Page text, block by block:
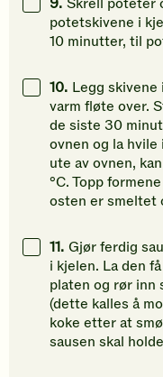
potetskivene i
10 minutter, til
10. Legg
varm fløte over.
de siste 30
ovnen og la
ute av ovnen,
°C. Topp
osten er smeltet
11. Gjør ferdig
i kjelen. La den
platen og rør inn
(dette kalles å
koke etter at
sausen skal